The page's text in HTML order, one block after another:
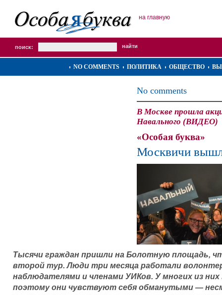
на главную
поиск:
NO COMMENTS ПОЛИТИКА ОБЩЕСТВО
No comments
В Москве прошла
Навального (ВИДЕО)
«Особая буква»
Москвичи
Тысячи граждан пришли на Болотную площадь,
второй тур. Люди три месяца работали
наблюдателями и членами УИКов. У многих из них
поэтому они чувствуют себя обманутыми —